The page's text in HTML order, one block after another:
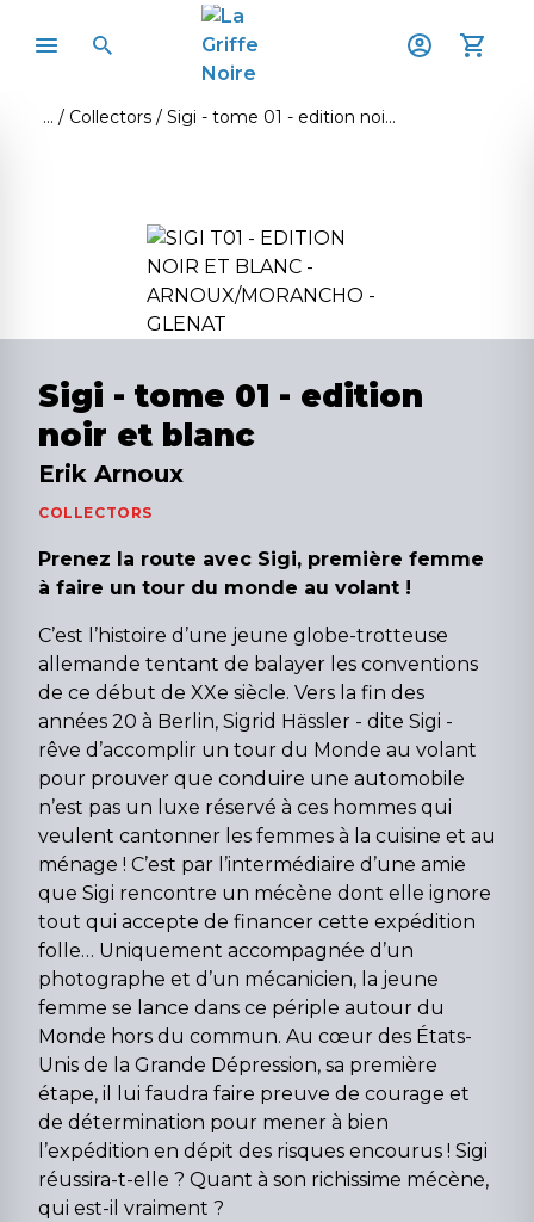
Collectors Sigi - tome 01 - edition noir et blanc
Sigi - tome 01 - edition
noir et blanc
Erik Arnoux
COLLECTORS
Prenez la route avec Sigi, première femme
à faire un tour du monde au volant !
C’est l’histoire d’une jeune globe-trotteuse
allemande tentant de balayer les conventions
de ce début de XXe siècle. Vers la fin des
années 20 à Berlin, Sigrid Hässler - dite Sigi -
rêve d’accomplir un tour du Monde au volant
pour prouver que conduire une automobile
n’est pas un luxe réservé à ces hommes qui
veulent cantonner les femmes à la cuisine et au
ménage ! C’est par l’intermédiaire d’une amie
que Sigi rencontre un mécène dont elle ignore
tout qui accepte de financer cette expédition
folle… Uniquement accompagnée d’un
photographe et d’un mécanicien, la jeune
femme se lance dans ce périple autour du
Monde hors du commun. Au cœur des États-
Unis de la Grande Dépression, sa première
étape, il lui faudra faire preuve de courage et
de détermination pour mener à bien
l’expédition en dépit des risques encourus ! Sigi
réussira-t-elle ? Quant à son richissime mécène,
qui est-il vraiment ?